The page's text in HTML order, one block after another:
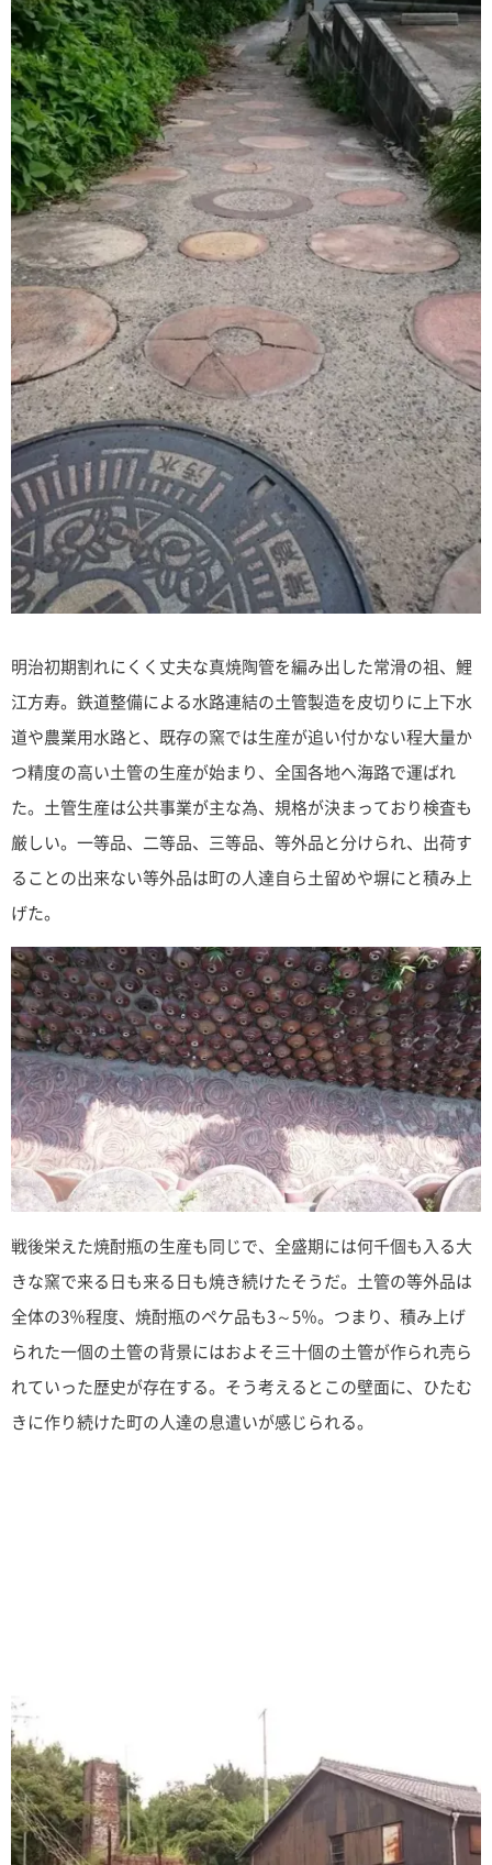
明治初期割れにくく丈夫な真焼陶管を編み出した常滑の祖、鯉
江方寿。鉄道整備による水路連結の土管製造を皮切りに上下水
道や農業用水路と、既存の窯では生産が追い付かない程大量か
つ精度の高い土管の生産が始まり、全国各地へ海路で運ばれ
た。土管生産は公共事業が主な為、規格が決まっており検査も
厳しい。一等品、二等品、三等品、等外品と分けられ、出荷す
ることの出来ない等外品は町の人達自ら土留めや塀にと積み上
げた。
戦後栄えた焼酎瓶の生産も同じで、全盛期には何千個も入る大
きな窯で来る日も来る日も焼き続けたそうだ。土管の等外品は
全体の3％程度、焼酎瓶のペケ品も3～5％。つまり、積み上げ
られた一個の土管の背景にはおよそ三十個の土管が作られ売ら
れていった歴史が存在する。そう考えるとこの壁面に、ひたむ
きに作り続けた町の人達の息遣いが感じられる。